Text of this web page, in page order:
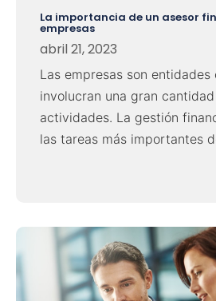
La importancia de un asesor
empresas
abril 21, 2023
Las empresas son
involucran una gran
actividades. La gestión
las tareas más importantes